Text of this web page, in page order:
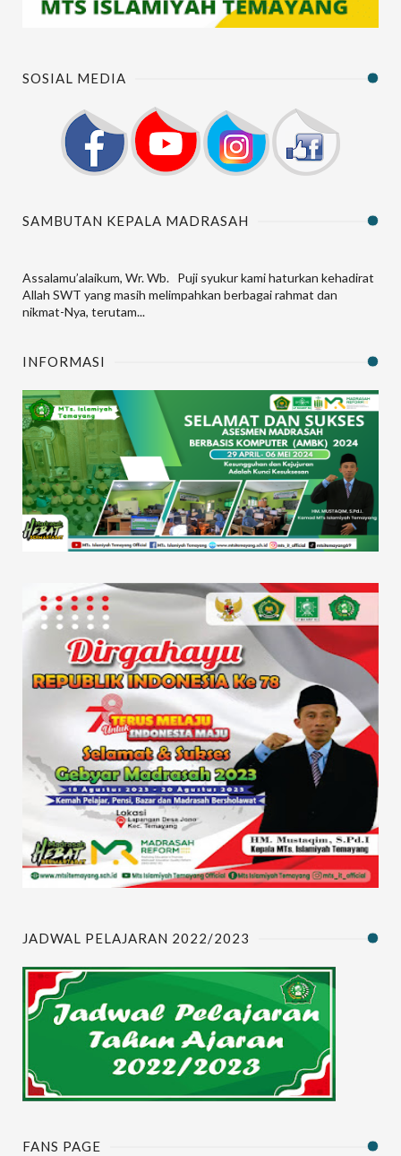
SOSIAL MEDIA
SAMBUTAN KEPALA MADRASAH
Assalamu’alaikum, Wr. Wb. Puji syukur kami haturkan kehadirat
Allah SWT yang masih melimpahkan berbagai rahmat dan
nikmat-Nya, terutam...
INFORMASI
JADWAL PELAJARAN 2022/2023
FANS PAGE